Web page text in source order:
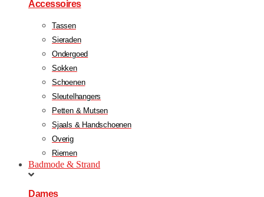
Accessoires
Tassen
Sieraden
Ondergoed
Sokken
Schoenen
Sleutelhangers
Petten & Mutsen
Sjaals & Handschoenen
Overig
Riemen
Badmode & Strand
Dames